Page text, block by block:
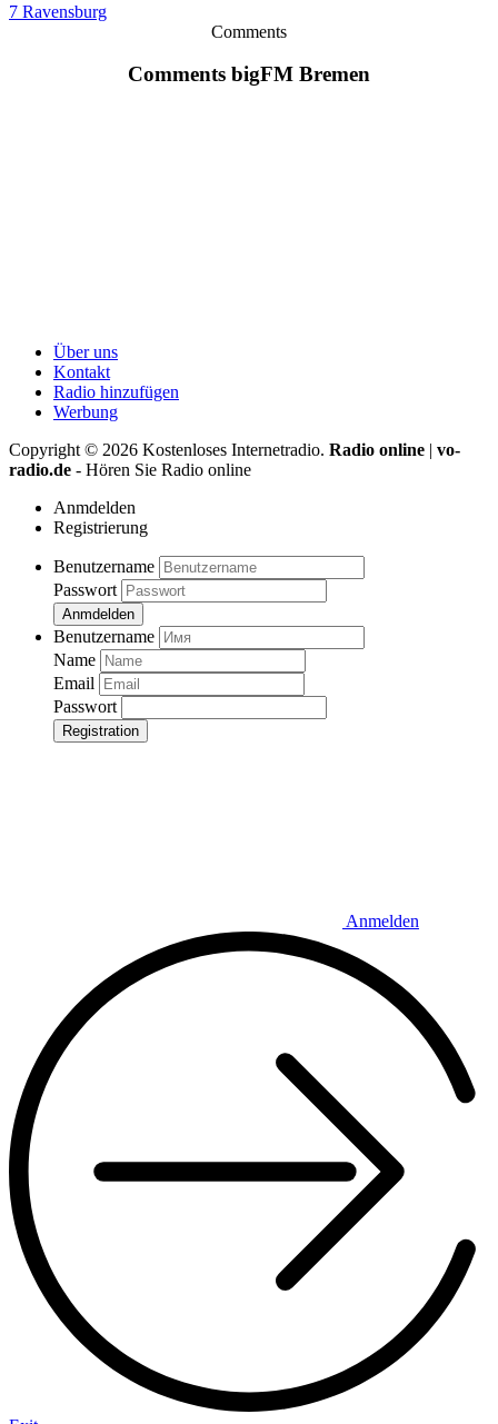
7 Ravensburg
Comments
Comments bigFM Bremen
Über uns
Kontakt
Radio hinzufügen
Werbung
Copyright © 2026 Kostenloses Internetradio. Radio online | vo-
radio.de - Hören Sie Radio online
Anmdelden
Registrierung
Benutzername
Passwort
Anmdelden
Benutzername
Name
Email
Passwort
Registration
Anmelden